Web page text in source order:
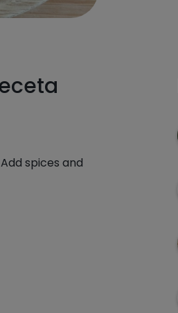
spices and